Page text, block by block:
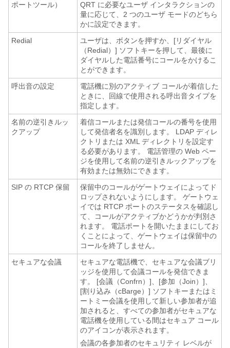
ポートツール）
QRT に必要なユーザ インタラクションの
量に応じて、2 つのユーザ モードのどちら
かに設定できます。
Redial
ユーザは、ボタンを押すか、[リダイヤル
（Redial）] ソフトキーを押して、最後に
ダイヤルした電話番号にコールをかけるこ
とができます。
呼出音の設定
電話機に別のアクティブ コールが着信した
ときに、回線で使用される呼出音タイプを
指定します。
名前の逆引きルッ
クアップ
着信コールまたは発信コールの番号を使用
して発信者名を識別します。 LDAP ディレ
クトリまたは XML ディレクトリを設定す
る必要があります。 電話管理の Web ペー
ジを使用して名前の逆引きルックアップを
有効または無効にできます。
SIP の RTCP 保留
保留中のコールがゲートウェイによってド
ロップされないようにします。 ゲートウェ
イでは RTCP ポートのステータスを確認し
て、コールがアクティブかどうかが判別さ
れます。 電話ポートを開いたままにしてお
くことによって、ゲートウェイは保留中の
コールを終了しません。
セキュアな会議
セキュアな電話機で、セキュアな会議ブリ
ッジを使用して会議コールを発信できま
す。 [会議（Confrn）]、[参加（Join）]、
[割り込み（cBarge）] ソフトキーまたはミ
ートミー会議を使用して新しい参加者が追
加されると、すべての参加者がセキュアな
電話機を使用している間はセキュア コール
のアイコンが表示されます。
会議の各参加者のセキュリティ レベルが